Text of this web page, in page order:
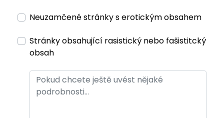
Neuzamčené stránky s erotickým obsahem
Stránky obsahující rasistický nebo fašistitcký
obsah